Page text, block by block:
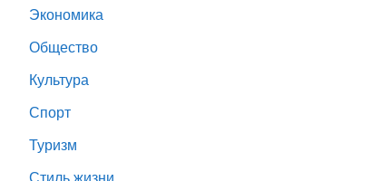
Экономика
Общество
Культура
Спорт
Туризм
Стиль жизни